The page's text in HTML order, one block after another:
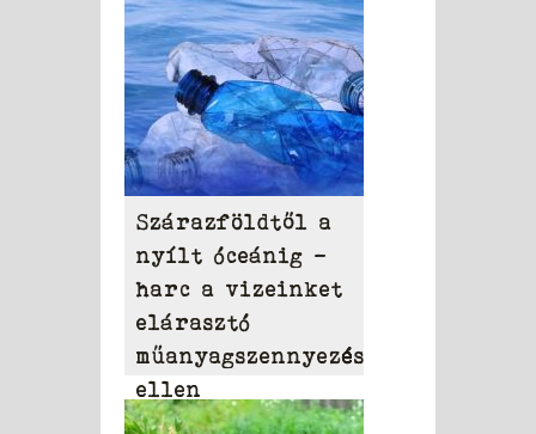
Szárazföldtől a
nyílt óceánig –
harc a vizeinket
elárasztó
műanyagszennyezés
ellen